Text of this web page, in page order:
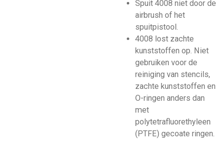
Spuit 4008 niet door de
airbrush of het
spuitpistool.
4008 lost zachte
kunststoffen op. Niet
gebruiken voor de
reiniging van stencils,
zachte kunststoffen en
O-ringen anders dan
met
polytetrafluorethyleen
(PTFE) gecoate ringen.